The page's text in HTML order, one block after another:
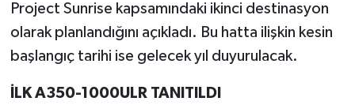
Project Sunrise kapsamındaki ikinci destinasyon
olarak planlandığını açıkladı. Bu hatta ilişkin kesin
başlangıç tarihi ise gelecek yıl duyurulacak.
İLK A350-1000ULR TANITILDI